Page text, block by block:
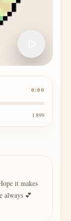
0:00
1 899
it makes
always 💕